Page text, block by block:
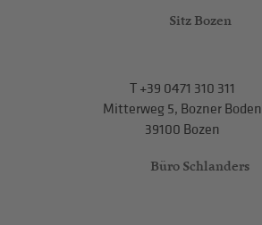
Sitz Bozen
T+39 0471 310 311
Mitterweg 5, Bozner Boden
39100 Bozen
Büro Schlanders